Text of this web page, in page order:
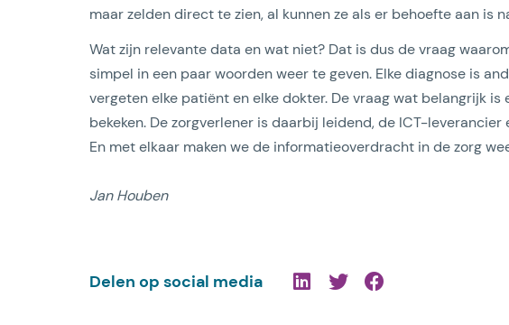
maar zelden direct te zien, al kunnen ze als er behoefte aan is
Wat zijn relevante data en wat niet? Dat is dus de vraag
simpel in een paar woorden weer te geven. Elke diagnose is
vergeten elke patiënt en elke dokter. De vraag wat belangrijk
bekeken. De zorgverlener is daarbij leidend, de ICT-
En met elkaar maken we de informatieoverdracht in de zorg
Jan Houben
Delen op social media